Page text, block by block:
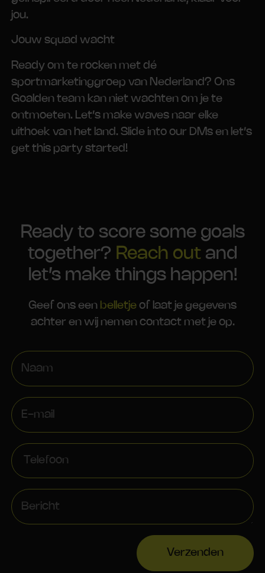
jou.
Jouw squad wacht
Ready om te rocken met dé
sportmarketinggroep van Nederland? Ons
Goalden team kan niet wachten om je te
ontmoeten. Let’s make waves naar elke
uithoek van het land. Slide into our DMs en let’s
get this party started!
Ready to score some goals
together? Reach out and
let’s make things happen!
Geef ons een belletje of laat je gegevens
achter en wij nemen contact met je op.
Verzenden